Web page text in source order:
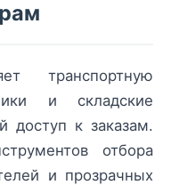
транспортную
и складские
доступ к заказам.
отбора
и прозрачных